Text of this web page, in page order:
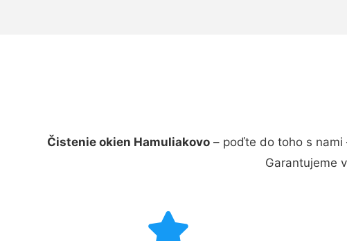
Čistenie okien Hamuliakovo– poďte do toho s nami
Garantujeme